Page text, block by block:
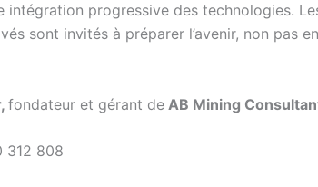
intégration progressive des technologies.
sont invités à préparer l’avenir, non pas
fondateur et gérant de AB Mining
312 808